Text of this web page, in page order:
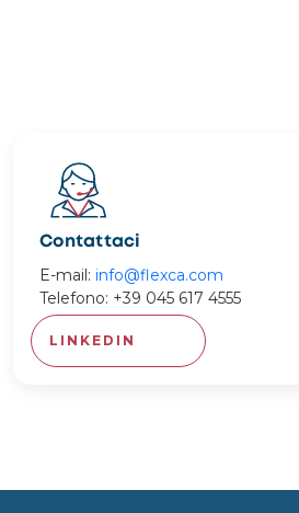
Image
Contattaci
E-mail: info@flexca.com
Telefono: +39 045 617 4555
LINKEDIN